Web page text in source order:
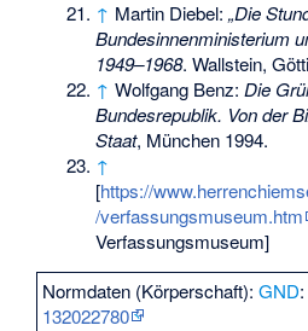
↑ Martin Diebel:„Die
Bundesinnenministerium
1949–1968. Wallstein,
↑ Wolfgang Benz:Die
Bundesrepublik. Von der
Staat, München 1994.
↑
[https://
/verfassungsmuseum.htm
Verfassungsmuseum]
Normdaten (Körperschaft):GND
132022780